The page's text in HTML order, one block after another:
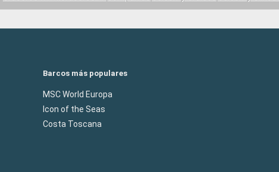
Barcos más populares
MSC World Europa
Icon of the Seas
Costa Toscana